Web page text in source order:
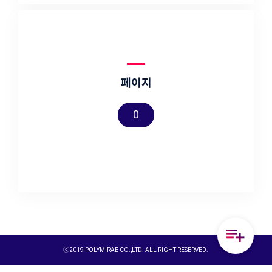
페이지
0
ⓒ2019 POLYMIRAE CO.,LTD. ALL RIGHT RESERVED.